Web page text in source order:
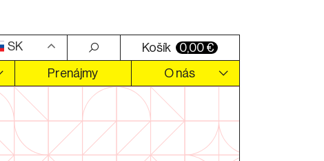
SK Košík 0,00 €
Prenájmy O nás